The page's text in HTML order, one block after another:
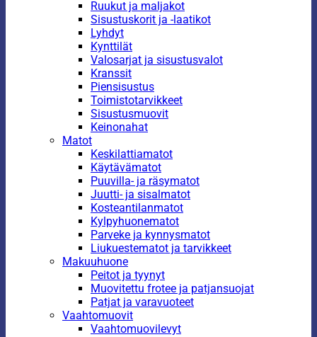
Ruukut ja maljakot
Sisustuskorit ja -laatikot
Lyhdyt
Kynttilät
Valosarjat ja sisustusvalot
Kranssit
Piensisustus
Toimistotarvikkeet
Sisustusmuovit
Keinonahat
Matot
Keskilattiamatot
Käytävämatot
Puuvilla- ja räsymatot
Juutti- ja sisalmatot
Kosteantilanmatot
Kylpyhuonematot
Parveke ja kynnysmatot
Liukuestematot ja tarvikkeet
Makuuhuone
Peitot ja tyynyt
Muovitettu frotee ja patjansuojat
Patjat ja varavuoteet
Vaahtomuovit
Vaahtomuovilevyt